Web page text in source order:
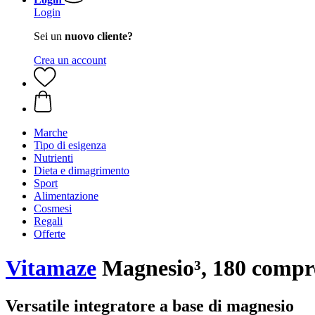
Login
Sei un nuovo cliente?
Crea un account
Marche
Tipo di esigenza
Nutrienti
Dieta e dimagrimento
Sport
Alimentazione
Cosmesi
Regali
Offerte
Vitamaze Magnesio³, 180
Versatile integratore a base di magnesio